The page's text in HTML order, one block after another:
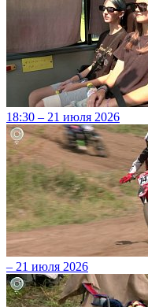
18:30 – 21 июля 2026
– 21 июля 2026